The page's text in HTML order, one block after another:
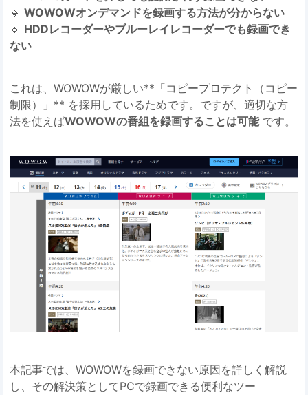
🔹WOWOWオンデマンドを録画する方法が分からない
🔹 HDDレコーダーやブルーレイレコーダーでも録画でき
ない
これは、WOWOWが厳しい**「コピープロテクト（コピー
制限）」** を採用しているためです。ですが、適切な方
法を使えばWOWOWの番組を録画することは可能です。
本記事では、WOWOWを録画できない原因を詳しく解説
し、その解決策としてPCで録画できる便利なツー